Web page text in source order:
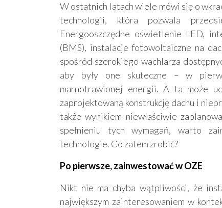
W ostatnich latach wiele mówi się o
technologii, która pozwala
Energooszczędne oświetlenie LED,
(BMS), instalacje fotowoltaiczne na
spośród szerokiego wachlarza
aby były one skuteczne – w
marnotrawionej energii. A ta może
zaprojektowaną konstrukcję dachu i
także wynikiem niewłaściwie
spełnieniu tych wymagań, warto
technologie. Co zatem zrobić?
Po pierwsze, zainwestować w OZE
Nikt nie ma chyba wątpliwości, że
największym zainteresowaniem w